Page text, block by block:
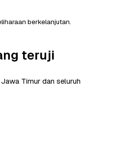
berkelanjutan.
teruji
Timur dan seluruh